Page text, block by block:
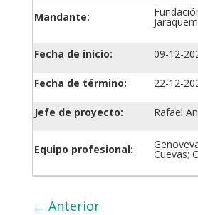
Mandante:
Fecha de inicio: 09-12-
Fecha de término: 22-12-
Jefe de proyecto: Rafael
Equipo profesional: Cuevas;
← Anterior